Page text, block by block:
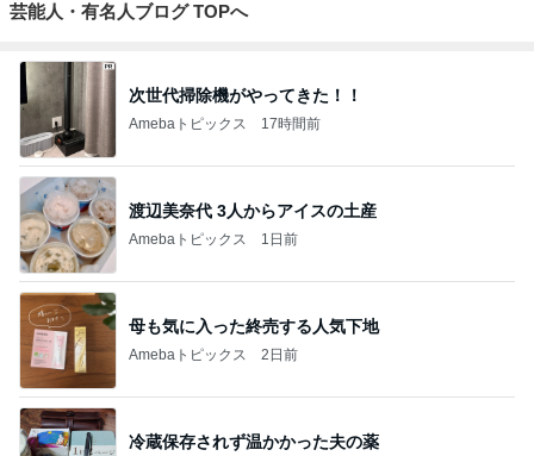
芸能人・有名人ブログ TOPへ
次世代掃除機がやってきた！！
Amebaトピックス 17時間前
渡辺美奈代 3人からアイスの土産
Amebaトピックス 1日前
母も気に入った終売する人気下地
Amebaトピックス 2日前
冷蔵保存されず温かかった夫の薬